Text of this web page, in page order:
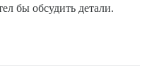
бы обсудить детали.